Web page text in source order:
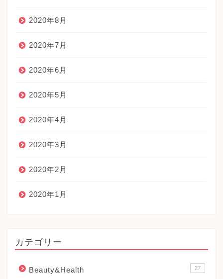
2020年8月
2020年7月
2020年6月
2020年5月
2020年4月
2020年3月
2020年2月
2020年1月
カテゴリー
Beauty&Health 27